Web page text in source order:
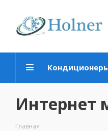
Интернет
Главная